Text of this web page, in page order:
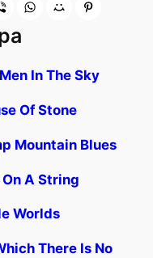
In The Sky
Of Stone
Mountain Blues
A String
Worlds
There Is No